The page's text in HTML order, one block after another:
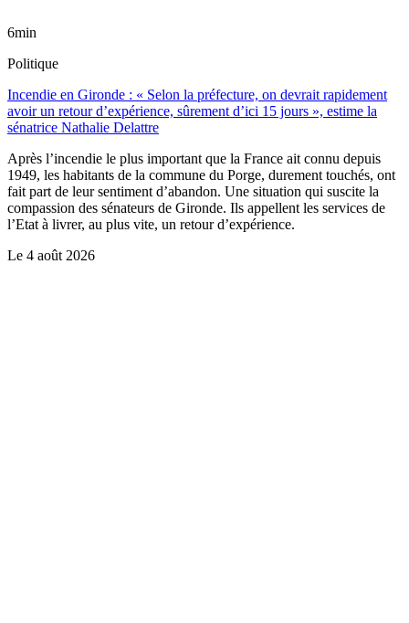
6min
Politique
Incendie en Gironde : « Selon la préfecture, on devrait rapidement
avoir un retour d’expérience, sûrement d’ici 15 jours », estime la
sénatrice Nathalie Delattre
Après l’incendie le plus important que la France ait connu depuis
1949, les habitants de la commune du Porge, durement touchés, ont
fait part de leur sentiment d’abandon. Une situation qui suscite la
compassion des sénateurs de Gironde. Ils appellent les services de
l’Etat à livrer, au plus vite, un retour d’expérience.
Le 4 août 2026